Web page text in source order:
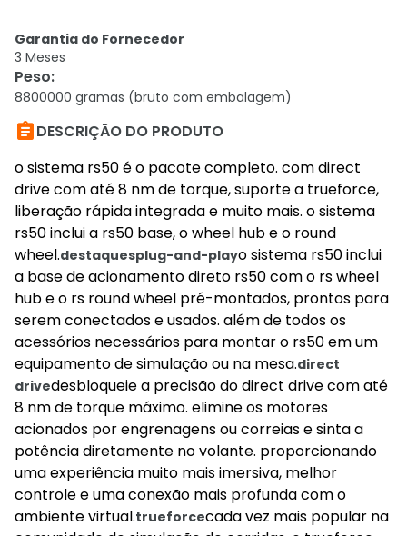
Garantia do Fornecedor
3 Meses
Peso:
8800000 gramas (bruto com embalagem)
DESCRIÇÃO DO PRODUTO
o sistema rs50 é o pacote completo. com direct
drive com até 8 nm de torque, suporte a trueforce,
liberação rápida integrada e muito mais. o sistema
rs50 inclui a rs50 base, o wheel hub e o round
wheel.destaquesplug-and-playo sistema rs50 inclui
a base de acionamento direto rs50 com o rs wheel
hub e o rs round wheel pré-montados, prontos para
serem conectados e usados. além de todos os
acessórios necessários para montar o rs50 em um
equipamento de simulação ou na mesa.direct
drivedesbloqueie a precisão do direct drive com até
8 nm de torque máximo. elimine os motores
acionados por engrenagens ou correias e sinta a
potência diretamente no volante. proporcionando
uma experiência muito mais imersiva, melhor
controle e uma conexão mais profunda com o
ambiente virtual.trueforcecada vez mais popular na